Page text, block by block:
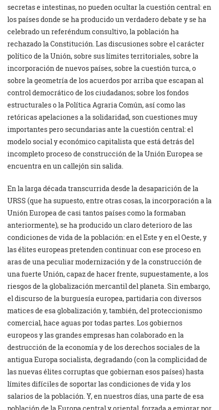
secretas e intestinas, no pueden ocultar la cuestión central: en
los países donde se ha producido un verdadero debate y se ha
celebrado un referéndum consultivo, la población ha
rechazado la Constitución. Las discusiones sobre el carácter
político de la Unión, sobre sus límites territoriales, sobre la
incorporación de nuevos países, sobre la cuestión turca, o
sobre la geometría de los acuerdos por arriba que escapan al
control democrático de los ciudadanos; sobre los fondos
estructurales o la Política Agraria Común, así como las
retóricas apelaciones a la solidaridad, son cuestiones muy
importantes pero secundarias ante la cuestión central: el
modelo social y económico capitalista que está detrás del
incompleto proceso de construcción de la Unión Europea se
encuentra en un callejón sin salida.
En la larga década transcurrida desde la desaparición de la
URSS (que ha supuesto, entre otras cosas, la incorporación a la
Unión Europea de casi tantos países como la formaban
anteriormente), se ha producido un claro deterioro de las
condiciones de vida de la población: en el Este y en el Oeste, y
las élites europeas pretenden continuar con ese proceso en
aras de una peculiar modernización y de la construcción de
una fuerte Unión, capaz de hacer frente, supuestamente, a los
riesgos de la globalización mercantil del planeta. Sin embargo,
el discurso de la burguesía europea, partidaria con diversos
matices de esa globalización y, también, del proteccionismo
comercial, hace aguas por todas partes. Los gobiernos
europeos y las grandes empresas han colaborado en la
destrucción de la economía y de los derechos sociales de la
antigua Europa socialista, degradando (con la complicidad de
las nuevas élites corruptas que gobiernan esos países) hasta
límites difíciles de soportar las condiciones de vida y los
salarios de la población. Y, en nuestros días, una parte de esa